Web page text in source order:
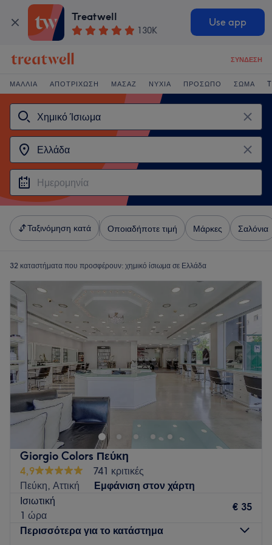
Treatwell
130K
Use app
ΣΎΝΔΕΣΗ
ΜΑΛΛΙΆ ΑΠΟΤΡΊΧΩΣΗ ΜΑΣΆΖ ΝΎΧΙΑ ΠΡΌΣΩΠΟ ΣΏΜΑ
Ταξινόμηση κατά Οποιαδήποτε τιμή Μάρκες Σαλόνια
32 καταστήματα που προσφέρουν: χημικό ίσιωμα σε Ελλάδα
Giorgio Colors Πεύκη
4,9
741 κριτικές
Πεύκη, Αττική
Εμφάνιση στον χάρτη
Ισιωτική
1 ώρα
€ 35
Περισσότερα για το κατάστημα